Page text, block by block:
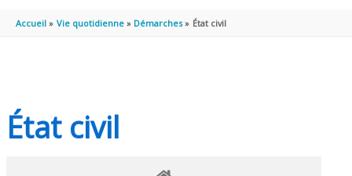
PRINCIPAL
Accueil Vie quotidienne Démarches État civil
État civil